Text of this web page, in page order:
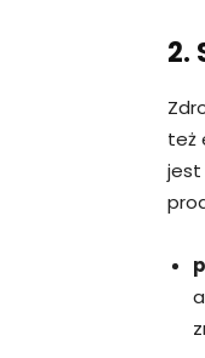
2.
też
jest